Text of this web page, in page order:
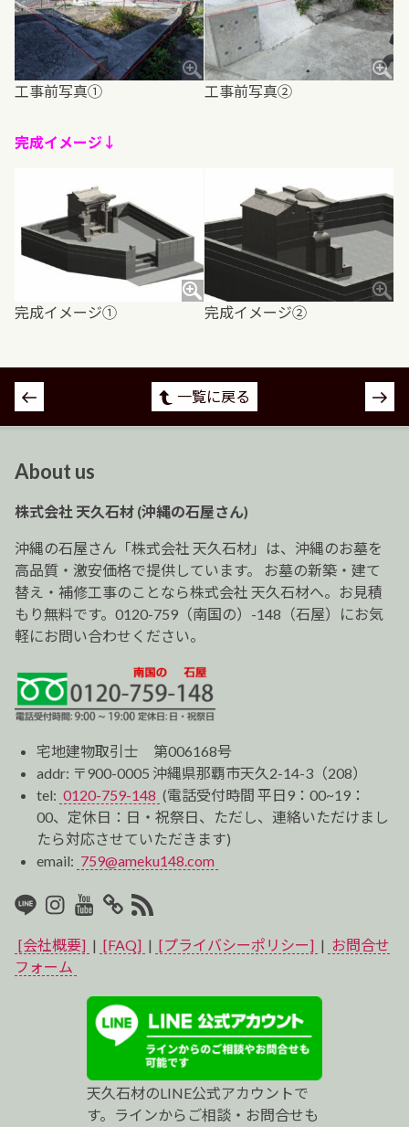
工事前写真① 工事前写真②
完成イメージ↓
完成イメージ① 完成イメージ②
投
稿
ゲ
ー
シ
ョ
ン
一覧に戻る
About us
株式会社 天久石材 (沖縄の石屋さん)
沖縄の石屋さん「株式会社 天久石材」は、沖縄のお墓を
高品質・激安価格で提供しています。 お墓の新築・建て
替え・補修工事のことなら株式会社 天久石材へ。お見積
もり無料です。0120-759（南国の）-148（石屋）にお気
軽にお問い合わせください。
宅地建物取引士 第006168号
addr: 〒900-0005 沖縄県那覇市天久2-14-3（208）
tel: 0120-759-148 (電話受付時間 平日9：00~19：
00、定休日：日・祝祭日、ただし、連絡いただけまし
たら対応させていただきます)
email: 759@ameku148.com
LINEInstagram
Youtube
マ
イ
ス
ト
ロ
RSS2
[会社概要] | [FAQ] | [プライバシーポリシー] | お問合せ
フォーム
天久石材のLINE公式アカウントで
す。ラインからご相談・お問合せも